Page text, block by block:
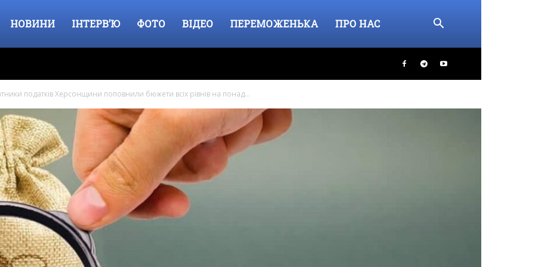
НОВИНИ ІНТЕРВ’Ю ФОТО ВІДЕО ПЕРЕМОЖЕНЬКА ПРО НАС
податків Херсонщини поповнили бюжети всіх рівнів на понад...